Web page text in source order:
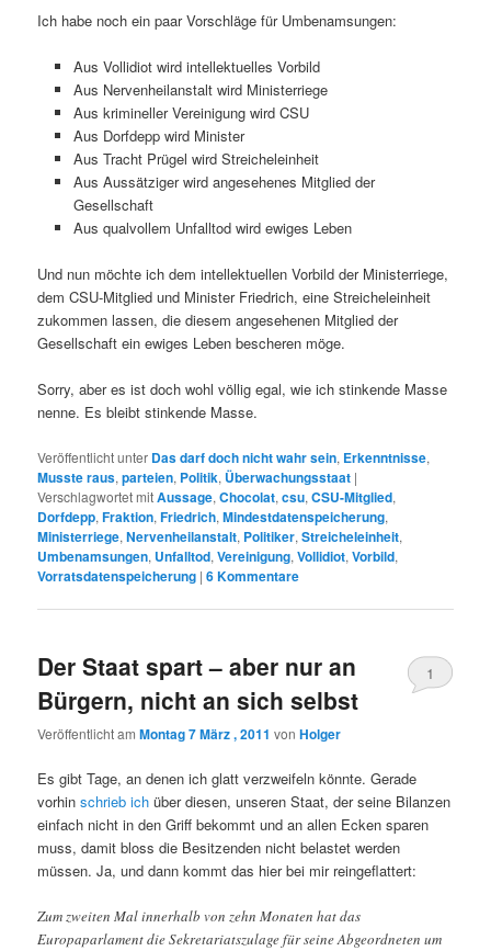
Ich habe noch ein paar Vorschläge für Umbenamsungen:
Aus Vollidiot wird intellektuelles Vorbild
Aus Nervenheilanstalt wird Ministerriege
Aus krimineller Vereinigung wird CSU
Aus Dorfdepp wird Minister
Aus Tracht Prügel wird Streicheleinheit
Aus Aussätziger wird angesehenes Mitglied der
Gesellschaft
Aus qualvollem Unfalltod wird ewiges Leben
Und nun möchte ich dem intellektuellen Vorbild der Ministerriege,
dem CSU-Mitglied und Minister Friedrich, eine Streicheleinheit
zukommen lassen, die diesem angesehenen Mitglied der
Gesellschaft ein ewiges Leben bescheren möge.
Sorry, aber es ist doch wohl völlig egal, wie ich stinkende Masse
nenne. Es bleibt stinkende Masse.
Veröffentlicht unter Das darf doch nicht wahr sein, Erkenntnisse,
Musste raus,parteien, Politik, Überwachungsstaat |
Verschlagwortet mitAussage,Chocolat,csu,CSU-Mitglied,
Dorfdepp,Fraktion,Friedrich,Mindestdatenspeicherung,
Ministerriege,Nervenheilanstalt, Politiker,Streicheleinheit,
Umbenamsungen, Unfalltod,Vereinigung,Vollidiot,Vorbild,
Vorratsdatenspeicherung |6Kommentare
Der Staat spart – aber nur an
Bürgern, nicht an sich selbst
Veröffentlicht amMontag 7 März , 2011 vonHolger
1
Es gibt Tage, an denen ich glatt verzweifeln könnte. Gerade
vorhinschrieb ich über diesen, unseren Staat, der seine Bilanzen
einfach nicht in den Griff bekommt und an allen Ecken sparen
muss, damit bloss die Besitzenden nicht belastet werden
müssen. Ja, und dann kommt das hier bei mir reingeflattert:
Zum zweiten Mal innerhalb von zehn Monaten hat das
Europaparlament die Sekretariatszulage für seine Abgeordneten um